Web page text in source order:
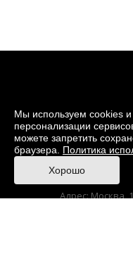
© 2026 Музей
При поддержке
Адрес: Москва,
Мы используем cookies
персонализации
можете запретить
браузера. Политика
Хорошо